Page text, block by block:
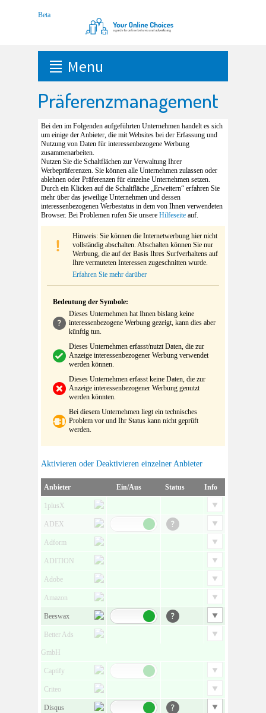
Menu
Präferenzmanagement
Bei den im Folgenden aufgeführten Unternehmen handelt es sich
um einige der Anbieter, die mit Websites bei der Erfassung und
Nutzung von Daten für interessenbezogene Werbung
zusammenarbeiten.
Nutzen Sie die Schaltflächen zur Verwaltung Ihrer
Werbepräferenzen. Sie können alle Unternehmen zulassen oder
ablehnen oder Präferenzen für einzelne Unternehmen setzen.
Durch ein Klicken auf die Schaltfläche „Erweitern“ erfahren Sie
mehr über das jeweilige Unternehmen und dessen
interessenbezogenen Werbestatus in dem von Ihnen verwendeten
Browser. Bei Problemen rufen Sie unsere Hilfeseite auf.
Hinweis: Sie können die Internetwerbung hier nicht
vollständig abschalten. Abschalten können Sie nur
Werbung, die auf der Basis Ihres Surfverhaltens auf
Ihre vermuteten Interessen zugeschnitten wurde.
Erfahren Sie mehr darüber
Bedeutung der Symbole:
Dieses Unternehmen hat Ihnen bislang keine
interessenbezogene Werbung gezeigt, kann dies aber
künftig tun.
Dieses Unternehmen erfasst/nutzt Daten, die zur
Anzeige interessenbezogener Werbung verwendet
werden können.
Dieses Unternehmen erfasst keine Daten, die zur
Anzeige interessenbezogener Werbung genutzt
werden könnten.
Bei diesem Unternehmen liegt ein technisches
Problem vor und Ihr Status kann nicht geprüft
werden.